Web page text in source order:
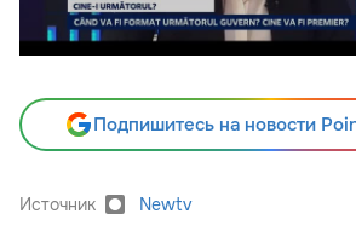
Подпишитесь на новости
Источник Newtv